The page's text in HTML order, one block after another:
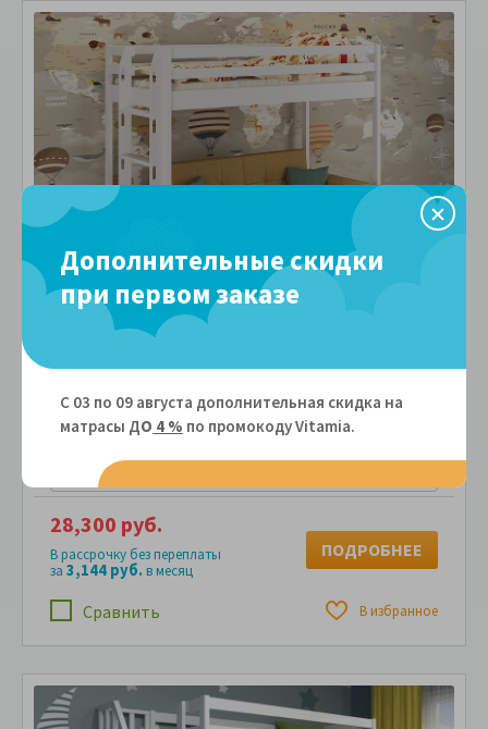
Patti ( Патти )
90x180 - 28 300 руб.
Сравнить В избранное
28,300 руб.
В рассрочку без переплаты
за 3,144 руб.в месяц
ПОДРОБНЕЕ
Дополнительные скидки
при первом заказе
С 03 по 09 августа дополнительная скидка на
матрасы ДО 4 % по промокоду Vitamiа.